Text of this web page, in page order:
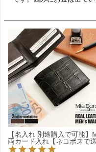
【名入れ 別途購入で可能
両カード入れ【ネコポスで